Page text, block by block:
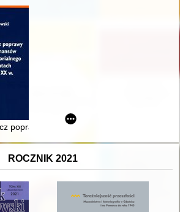
poprawy gospodarki i finansów
ROCZNIK 2021